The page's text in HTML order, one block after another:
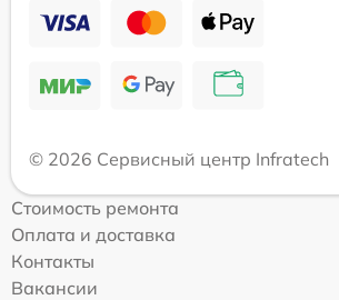
© 2026 Сервисный центр Infratech
Стоимость ремонта
Оплата и доставка
Контакты
Вакансии